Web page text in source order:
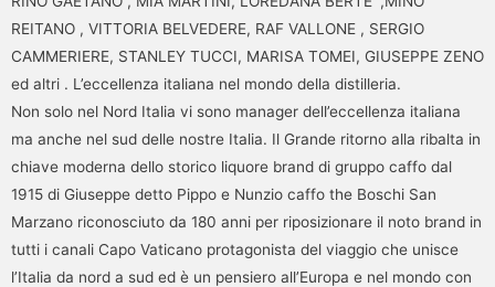
REITANO , VITTORIA BELVEDERE, RAF VALLONE , SERGIO
CAMMERIERE, STANLEY TUCCI, MARISA TOMEI, GIUSEPPE ZENO
ed altri . L’eccellenza italiana nel mondo della distilleria.
Non solo nel Nord Italia vi sono manager dell’eccellenza italiana
ma anche nel sud delle nostre Italia. Il Grande ritorno alla ribalta in
chiave moderna dello storico liquore brand di gruppo caffo dal
1915 di Giuseppe detto Pippo e Nunzio caffo the Boschi San
Marzano riconosciuto da 180 anni per riposizionare il noto brand in
tutti i canali Capo Vaticano protagonista del viaggio che unisce
l’Italia da nord a sud ed è un pensiero all’Europa e nel mondo con